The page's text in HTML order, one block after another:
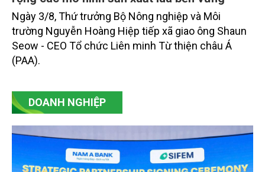
Ngày 3/8, Thứ trưởng Bộ Nông nghiệp và Môi
trường Nguyễn Hoàng Hiệp tiếp xã giao ông Shaun
Seow - CEO Tổ chức Liên minh Từ thiện châu Á
(PAA).
DOANH NGHIỆP